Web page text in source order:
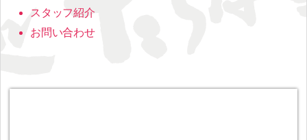
スタッフ紹介
お問い合わせ